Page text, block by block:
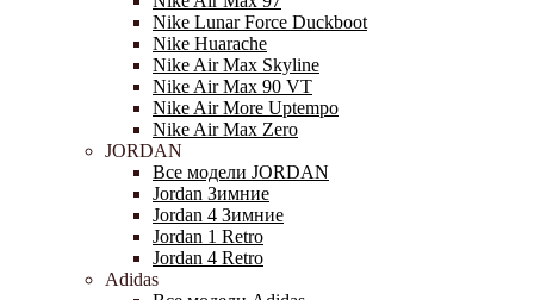
Nike Lunar Force Duckboot
Nike Huarache
Nike Air Max Skyline
Nike Air Max 90 VT
Nike Air More Uptempo
Nike Air Max Zero
JORDAN
Все модели JORDAN
Jordan Зимние
Jordan 4 Зимние
Jordan 1 Retro
Jordan 4 Retro
Adidas